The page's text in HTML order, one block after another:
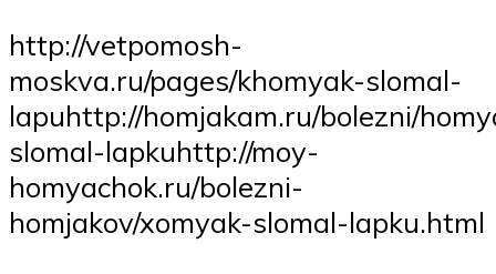
http://vetpomosh-
moskva.ru/pages/khomyak-slomal-
lapuhttp://homjakam.ru/bolezni/
slomal-lapkuhttp://moy-
homyachok.ru/bolezni-
homjakov/xomyak-slomal-lapku.html